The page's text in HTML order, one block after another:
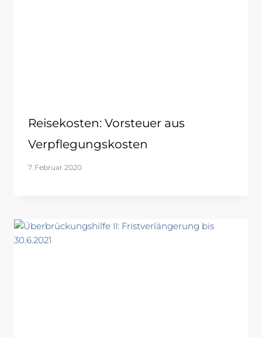
Reisekosten: Vorsteuer aus
Verpflegungskosten
7. Februar 2020